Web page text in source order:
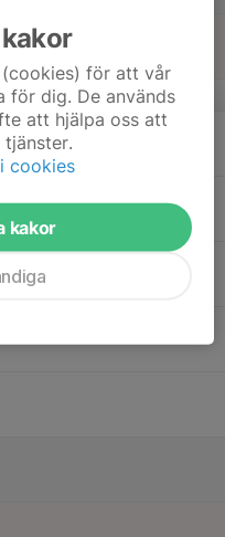
för att vår
för dig. De används
att hjälpa oss att
cookies
kakor